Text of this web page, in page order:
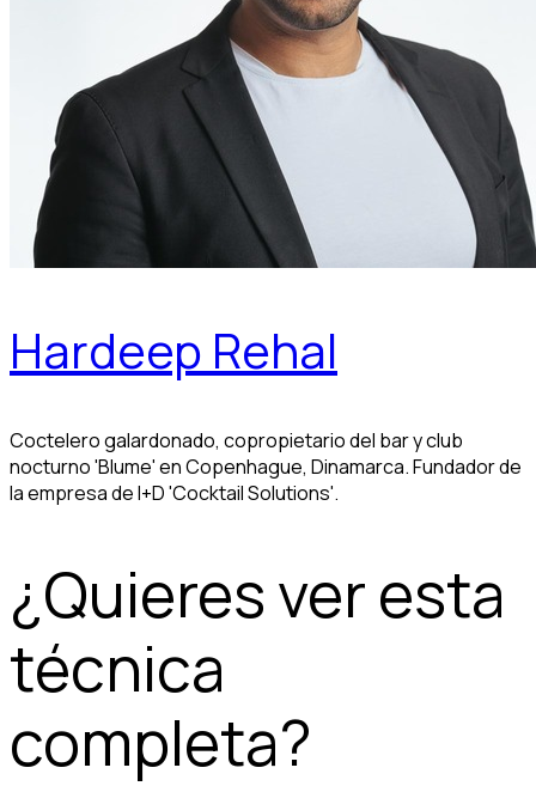
Hardeep Rehal
Coctelero galardonado, copropietario del bar y club
nocturno 'Blume' en Copenhague, Dinamarca. Fundador de
la empresa de I+D 'Cocktail Solutions'.
¿Quieres ver esta
técnica
completa?